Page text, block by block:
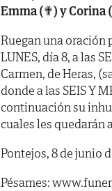
Emma (✟) y Corina
Ruegan una oración
LUNES, día 8, a las
Carmen, de Heras,
donde a las SEIS Y
continuación su
cuales les quedarán
Pontejos, 8 de junio
Pésames: